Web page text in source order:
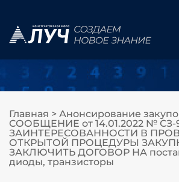
Главная > Анонсирование
СООБЩЕНИЕ от 14.01.2022 № СЗ-
ЗАИНТЕРЕСОВАННОСТИ В
ОТКРЫТОЙ ПРОЦЕДУРЫ
ЗАКЛЮЧИТЬ ДОГОВОР НА
диоды, транзисторы